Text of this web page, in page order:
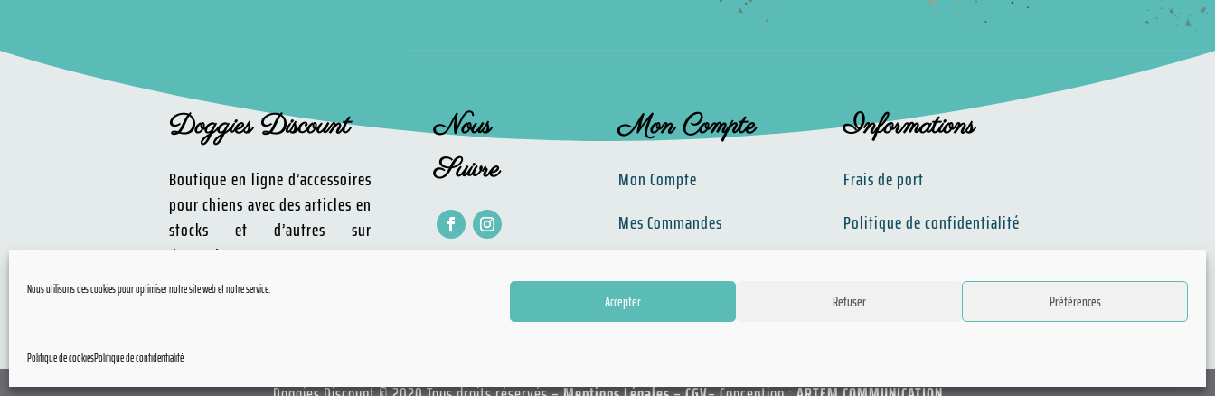
Nous utilisons des cookies pour optimiser notre site web et notre service.
Accepter Refuser Préférences
Politique de cookiesPolitique de confidentialité
Doggies Discount
Boutique en ligne d’accessoires
pour chiens avec des articles en
stocks et d’autres sur
demande.
Nous
Suivre
Mon Compte
Mon Compte
Mes Commandes
Informations
Frais de port
Politique de confidentialité​​
Doggies Discount © 2020 Tous droits réservés –Mentions Légales–CGV– Conception :ARTEM COMMUNICATION